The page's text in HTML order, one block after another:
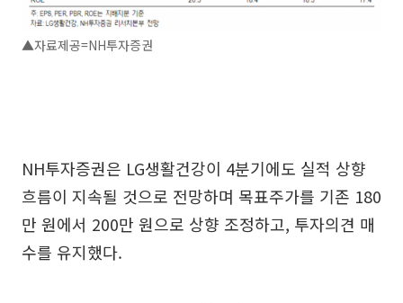
▲자료제공=NH투자증권
NH투자증권은 LG생활건강이 4분기에도 실적 상향
흐름이 지속될 것으로 전망하며 목표주가를 기존 180
만 원에서 200만 원으로 상향 조정하고, 투자의견 매
수를 유지했다.